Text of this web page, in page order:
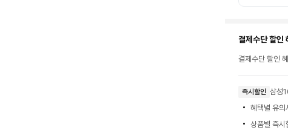
결제수단 할인
결제수단 할인
즉시할인 삼성
혜택별 유의
상품별 즉시